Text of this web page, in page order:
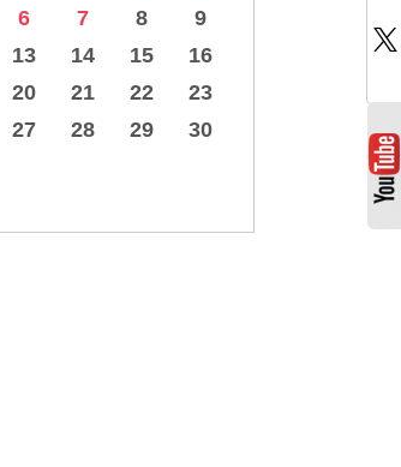
6 7 8
9
13 14 15
16
20 21 22
23
27 28 29
30